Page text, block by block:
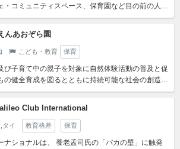
・コミュニティスペース、保育園など目の前の人の
千葉県市川市のNPO 法人です。ない...
んあおぞら園
こども・教育 保育
び子育て中の親子を対象に自然体験活動の普及と促
の健全育成を図るとともに持続可能な社会の創造に
。
Club International
タイ 教育格差 保育
ナショナルは、 養老孟司氏の「バカの壁」に触発